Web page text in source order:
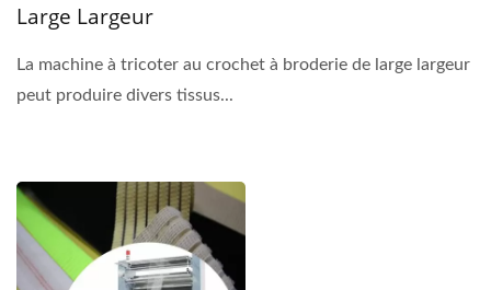
Large Largeur
La machine à tricoter au crochet à broderie de large largeur
peut produire divers tissus...